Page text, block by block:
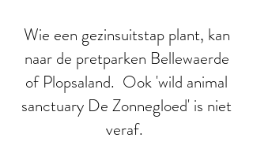
Wie een gezinsuitstap plant, kan
naar de pretparken Bellewaerde
of Plopsaland. Ook 'wild animal
sanctuary De Zonnegloed' is niet
veraf.